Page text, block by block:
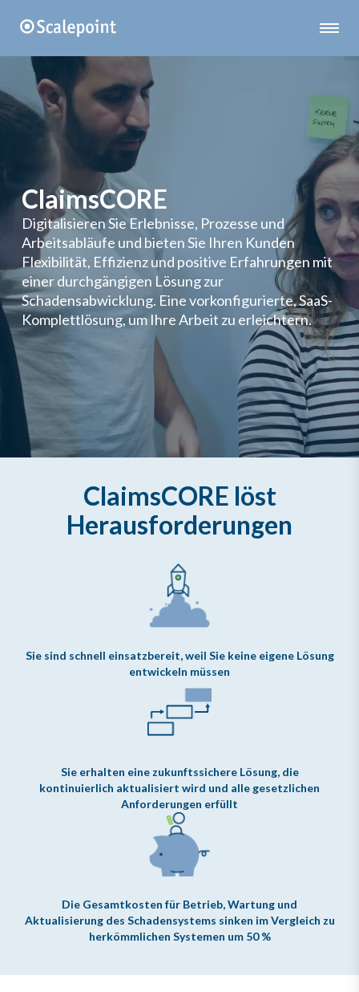
ClaimsCORE
Digitalisieren Sie Erlebnisse, Prozesse und
Arbeitsabläufe und bieten Sie Ihren Kunden
Flexibilität, Effizienz und positive Erfahrungen mit
einer durchgängigen Lösung zur
Schadensabwicklung. Eine vorkonfigurierte, SaaS-
Komplettlösung, um Ihre Arbeit zu erleichtern.
ClaimsCORE löst
Herausforderungen
Sie sind schnell einsatzbereit, weil Sie keine eigene Lösung
entwickeln müssen
Sie erhalten eine zukunftssichere Lösung, die
kontinuierlich aktualisiert wird und alle gesetzlichen
Anforderungen erfüllt
Die Gesamtkosten für Betrieb, Wartung und
Aktualisierung des Schadensystems sinken im Vergleich zu
herkömmlichen Systemen um 50 %